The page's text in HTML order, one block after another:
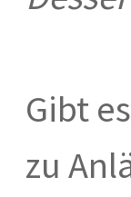
Gibt
zu